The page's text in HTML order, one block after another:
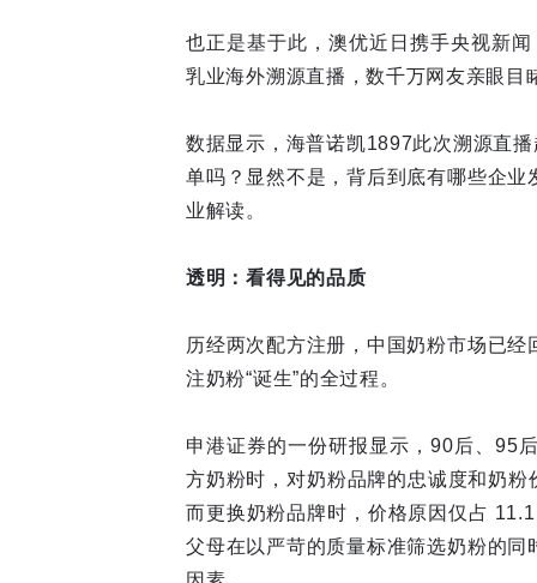
也正是基于此，澳优近日携手央视新
乳业海外溯源直播，数千万网友亲眼
数据显示，海普诺凯1897此次溯源直
单吗？显然不是，背后到底有哪些企
业解读。
透明：看得见的品质
历经两次配方注册，中国奶粉市场已
注奶粉“诞生”的全过程。
申港证券的一份研报显示，90后、95
方奶粉时，对奶粉品牌的忠诚度和奶
而更换奶粉品牌时，价格原因仅占
父母在以严苛的质量标准筛选奶粉的